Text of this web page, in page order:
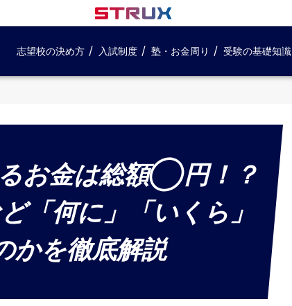
志望校の決め方 入試制度 塾・お金周り 受験の基礎知識
お金は総額◯円！？
「何に」「いくら」
かを徹底解説